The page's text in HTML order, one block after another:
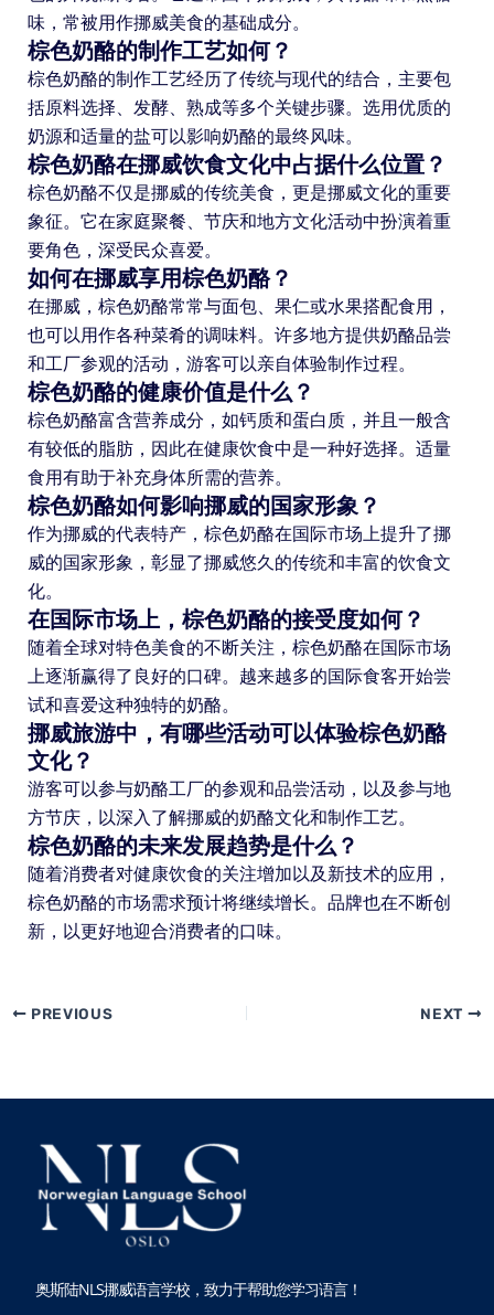
味，常被用作挪威美食的基础成分。
棕色奶酪的制作工艺如何？
棕色奶酪的制作工艺经历了传统与现代的结合，主要包
括原料选择、发酵、熟成等多个关键步骤。选用优质的
奶源和适量的盐可以影响奶酪的最终风味。
棕色奶酪在挪威饮食文化中占据什么位置？
棕色奶酪不仅是挪威的传统美食，更是挪威文化的重要
象征。它在家庭聚餐、节庆和地方文化活动中扮演着重
要角色，深受民众喜爱。
如何在挪威享用棕色奶酪？
在挪威，棕色奶酪常常与面包、果仁或水果搭配食用，
也可以用作各种菜肴的调味料。许多地方提供奶酪品尝
和工厂参观的活动，游客可以亲自体验制作过程。
棕色奶酪的健康价值是什么？
棕色奶酪富含营养成分，如钙质和蛋白质，并且一般含
有较低的脂肪，因此在健康饮食中是一种好选择。适量
食用有助于补充身体所需的营养。
棕色奶酪如何影响挪威的国家形象？
作为挪威的代表特产，棕色奶酪在国际市场上提升了挪
威的国家形象，彰显了挪威悠久的传统和丰富的饮食文
化。
在国际市场上，棕色奶酪的接受度如何？
随着全球对特色美食的不断关注，棕色奶酪在国际市场
上逐渐赢得了良好的口碑。越来越多的国际食客开始尝
试和喜爱这种独特的奶酪。
挪威旅游中，有哪些活动可以体验棕色奶酪
文化？
游客可以参与奶酪工厂的参观和品尝活动，以及参与地
方节庆，以深入了解挪威的奶酪文化和制作工艺。
棕色奶酪的未来发展趋势是什么？
随着消费者对健康饮食的关注增加以及新技术的应用，
棕色奶酪的市场需求预计将继续增长。品牌也在不断创
新，以更好地迎合消费者的口味。
PREVIOUS NEXT
奥斯陆NLS挪威语言学校，致力于帮助您学习语言！